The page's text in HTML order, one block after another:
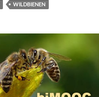
WILDBIENEN